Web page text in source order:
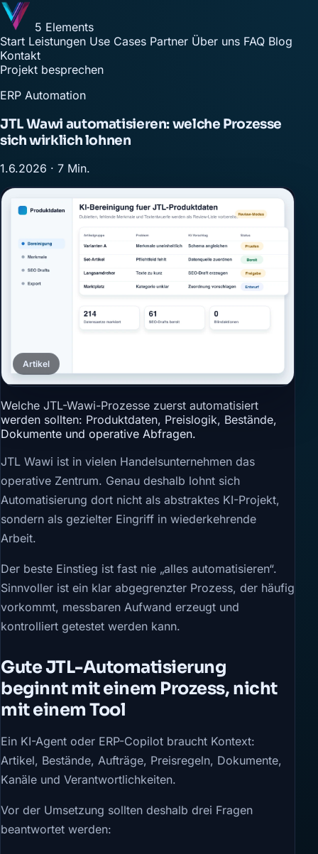
5 Elements
Start Leistungen Use Cases Partner Über uns FAQ Blog
Kontakt
Projekt besprechen
ERP Automation
JTL Wawi automatisieren: welche Prozesse
sich wirklich lohnen
1.6.2026 · 7 Min.
Artikel
Welche JTL-Wawi-Prozesse zuerst automatisiert
werden sollten: Produktdaten, Preislogik, Bestände,
Dokumente und operative Abfragen.
JTL Wawi ist in vielen Handelsunternehmen das
operative Zentrum. Genau deshalb lohnt sich
Automatisierung dort nicht als abstraktes KI-Projekt,
sondern als gezielter Eingriff in wiederkehrende
Arbeit.
Der beste Einstieg ist fast nie „alles automatisieren“.
Sinnvoller ist ein klar abgegrenzter Prozess, der häufig
vorkommt, messbaren Aufwand erzeugt und
kontrolliert getestet werden kann.
Gute JTL-Automatisierung
beginnt mit einem Prozess, nicht
mit einem Tool
Ein KI-Agent oder ERP-Copilot braucht Kontext:
Artikel, Bestände, Aufträge, Preisregeln, Dokumente,
Kanäle und Verantwortlichkeiten.
Vor der Umsetzung sollten deshalb drei Fragen
beantwortet werden: